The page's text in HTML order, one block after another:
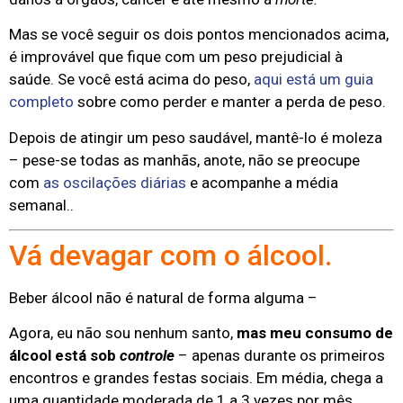
Mas se você seguir os dois pontos mencionados acima,
é improvável que fique com um peso prejudicial à
saúde. Se você está acima do peso, aqui está um guia
completo sobre como perder e manter a perda de peso.
Depois de atingir um peso saudável, mantê-lo é moleza
– pese-se todas as manhãs, anote, não se preocupe
com as oscilações diárias e acompanhe a média
semanal..
Vá devagar com o álcool.
Beber álcool não é natural de forma alguma –
Agora, eu não sou nenhum santo, mas meu consumo de
álcool está sob controle – apenas durante os primeiros
encontros e grandes festas sociais. Em média, chega a